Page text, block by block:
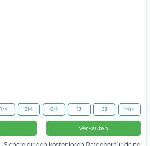
1M 3M 6M 1J 3J Max
Verkaufen
Sichere dir den kostenlosen Ratgeber für deine